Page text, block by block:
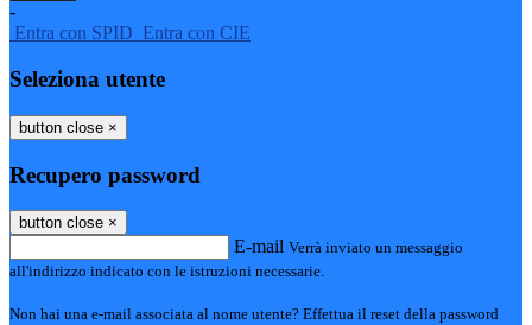
-
Entra con SPID Entra con CIE
Seleziona utente
button close ×
Recupero password
button close ×
E-mail Verrà inviato un messaggio
all'indirizzo indicato con le istruzioni necessarie.
Non hai una e-mail associata al nome utente? Effettua il reset della password